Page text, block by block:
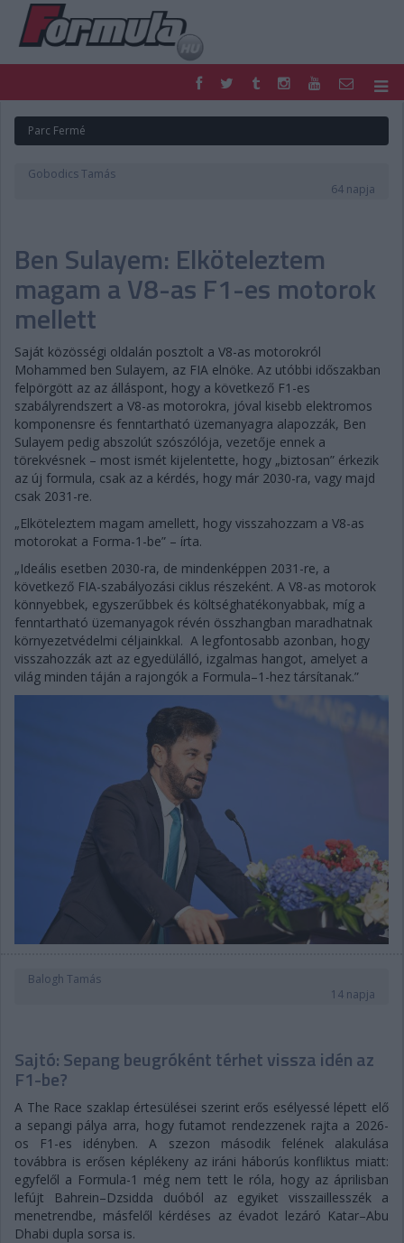
FORMULA
MOTOR
NEMZETKÖZI
DIGITÁLIS MAGAZIN
PONTÁLLÁSOK
VERSENYNAPTÁRAK
Parc Fermé
Gobodics Tamás
64 napja
Ben Sulayem: Elköteleztem
magam a V8-as F1-es motorok
mellett
Saját közösségi oldalán posztolt a V8-as motorokról
Mohammed ben Sulayem, az FIA elnöke. Az utóbbi időszakban
felpörgött az az álláspont, hogy a következő F1-es
szabályrendszert a V8-as motorokra, jóval kisebb elektromos
komponensre és fenntartható üzemanyagra alapozzák, Ben
Sulayem pedig abszolút szószólója, vezetője ennek a
törekvésnek – most ismét kijelentette, hogy „biztosan” érkezik
az új formula, csak az a kérdés, hogy már 2030-ra, vagy majd
csak 2031-re.
„Elköteleztem magam amellett, hogy visszahozzam a V8-as
motorokat a Forma-1-be” – írta.
„Ideális esetben 2030-ra, de mindenképpen 2031-re, a
következő FIA-szabályozási ciklus részeként. A V8-as motorok
könnyebbek, egyszerűbbek és költséghatékonyabbak, míg a
fenntartható üzemanyagok révén összhangban maradhatnak
környezetvédelmi céljainkkal. A legfontosabb azonban, hogy
visszahozzák azt az egyedülálló, izgalmas hangot, amelyet a
világ minden táján a rajongók a Formula–1-hez társítanak.”
Balogh Tamás
14 napja
Sajtó: Sepang beugróként térhet vissza idén az
F1-be?
A The Race szaklap értesülései szerint erős esélyessé lépett elő
a sepangi pálya arra, hogy futamot rendezzenek rajta a 2026-
os F1-es idényben. A szezon második felének alakulása
továbbra is erősen képlékeny az iráni háborús konfliktus miatt:
egyfelől a Formula-1 még nem tett le róla, hogy az áprilisban
lefújt Bahrein–Dzsidda duóból az egyiket visszaillesszék a
menetrendbe, másfelől kérdéses az évadot lezáró Katar–Abu
Dhabi dupla sorsa is.